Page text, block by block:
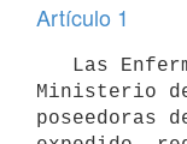
Artículo 1
Ministerio